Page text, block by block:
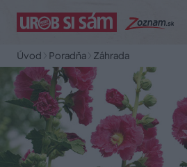
Úvod Poradňa Záhrada